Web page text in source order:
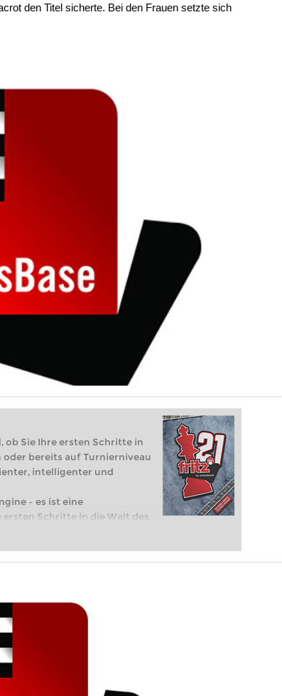
den Titel sicherte. Bei den Frauen setzte sich
ob Sie Ihre ersten Schritte in
oder bereits auf Turnierniveau
intelligenter und
– es ist eine
Schritte in die Welt des
Turnierniveau spielen: Mit